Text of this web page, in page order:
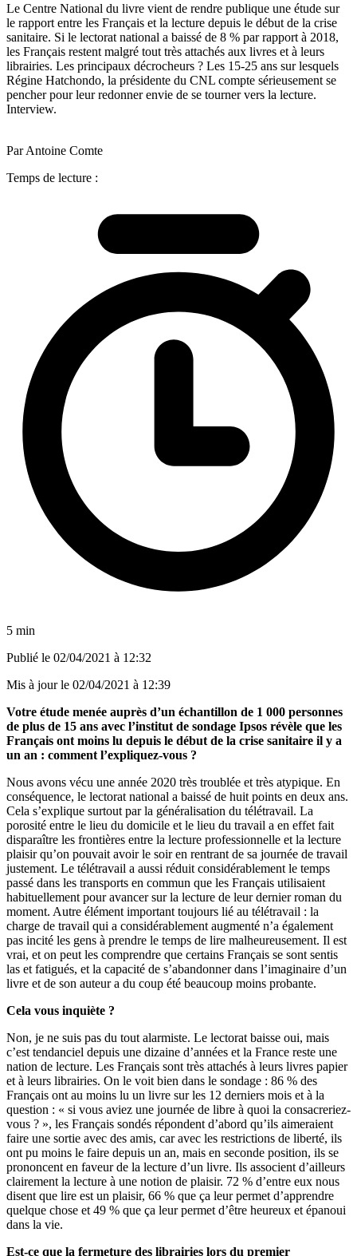
Le Centre National du livre vient de rendre publique une étude sur
le rapport entre les Français et la lecture depuis le début de la crise
sanitaire. Si le lectorat national a baissé de 8 % par rapport à 2018,
les Français restent malgré tout très attachés aux livres et à leurs
librairies. Les principaux décrocheurs ? Les 15-25 ans sur lesquels
Régine Hatchondo, la présidente du CNL compte sérieusement se
pencher pour leur redonner envie de se tourner vers la lecture.
Interview.
Par Antoine Comte
Temps de lecture :
5 min
Publié le 02/04/2021 à 12:32
Mis à jour le 02/04/2021 à 12:39
Votre étude menée auprès d’un échantillon de 1 000 personnes
de plus de 15 ans avec l’institut de sondage Ipsos révèle que les
Français ont moins lu depuis le début de la crise sanitaire il y a
un an : comment l’expliquez-vous ?
Nous avons vécu une année 2020 très troublée et très atypique. En
conséquence, le lectorat national a baissé de huit points en deux ans.
Cela s’explique surtout par la généralisation du télétravail. La
porosité entre le lieu du domicile et le lieu du travail a en effet fait
disparaître les frontières entre la lecture professionnelle et la lecture
plaisir qu’on pouvait avoir le soir en rentrant de sa journée de travail
justement. Le télétravail a aussi réduit considérablement le temps
passé dans les transports en commun que les Français utilisaient
habituellement pour avancer sur la lecture de leur dernier roman du
moment. Autre élément important toujours lié au télétravail : la
charge de travail qui a considérablement augmenté n’a également
pas incité les gens à prendre le temps de lire malheureusement. Il est
vrai, et on peut les comprendre que certains Français se sont sentis
las et fatigués, et la capacité de s’abandonner dans l’imaginaire d’un
livre et de son auteur a du coup été beaucoup moins probante.
Cela vous inquiète ?
Non, je ne suis pas du tout alarmiste. Le lectorat baisse oui, mais
c’est tendanciel depuis une dizaine d’années et la France reste une
nation de lecture. Les Français sont très attachés à leurs livres papier
et à leurs librairies. On le voit bien dans le sondage : 86 % des
Français ont au moins lu un livre sur les 12 derniers mois et à la
question : « si vous aviez une journée de libre à quoi la consacreriez-
vous ? », les Français sondés répondent d’abord qu’ils aimeraient
faire une sortie avec des amis, car avec les restrictions de liberté, ils
ont pu moins le faire depuis un an, mais en seconde position, ils se
prononcent en faveur de la lecture d’un livre. Ils associent d’ailleurs
clairement la lecture à une notion de plaisir. 72 % d’entre eux nous
disent que lire est un plaisir, 66 % que ça leur permet d’apprendre
quelque chose et 49 % que ça leur permet d’être heureux et épanoui
dans la vie.
Est-ce que la fermeture des librairies lors du premier